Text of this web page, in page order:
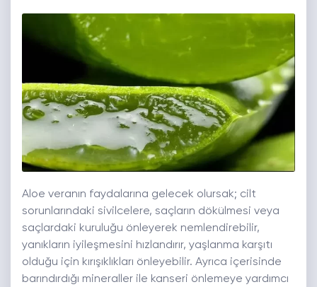
Aloe veranın faydalarına gelecek olursak; cilt
sorunlarındaki sivilcelere, saçların dökülmesi veya
saçlardaki kuruluğu önleyerek nemlendirebilir,
yanıkların iyileşmesini hızlandırır, yaşlanma karşıtı
olduğu için kırışıklıkları önleyebilir. Ayrıca içerisinde
barındırdığı mineraller ile kanseri önlemeye yardımcı